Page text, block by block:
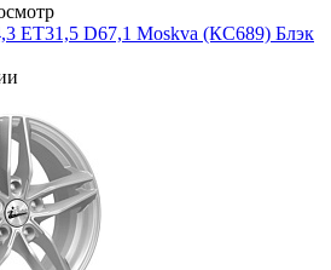
ET31,5 D67,1 Moskva (КС689) Блэк